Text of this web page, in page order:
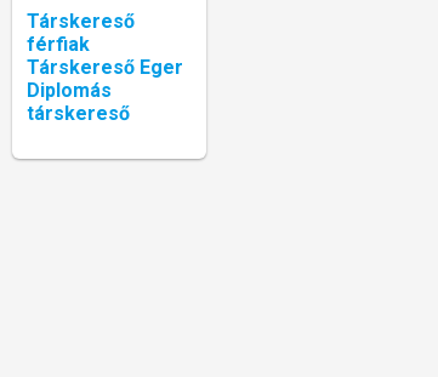
Társkereső
férfiak
Társkereső Eger
Diplomás
társkereső